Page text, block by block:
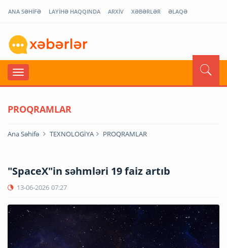
ANA SƏHİFƏ LAYİHƏ HAQQINDA ARXİV XƏBƏRLƏR ƏLAQƏ
PROQRAMLAR
Ana Səhifə TEXNOLOGİYA PROQRAMLAR
"SpaceX"in səhmləri 19 faiz artıb
13-06-2026 07:27